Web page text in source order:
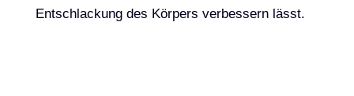
Entschlackung des Körpers verbessern lässt.